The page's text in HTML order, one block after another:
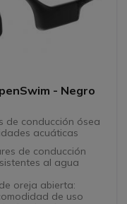
- Negro
de conducción ósea
acuáticas
de conducción
al agua
oreja abierta:
de uso